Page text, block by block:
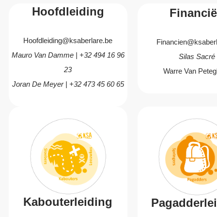
Hoofdleiding
Hoofdleiding@ksaberlare.be
Mauro Van Damme | +32 494 16 96
23
Joran De Meyer | +32 473 45 60 65
Silas Sacré
Warre Van
Kabouterleiding